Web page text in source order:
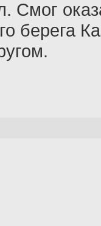
берега